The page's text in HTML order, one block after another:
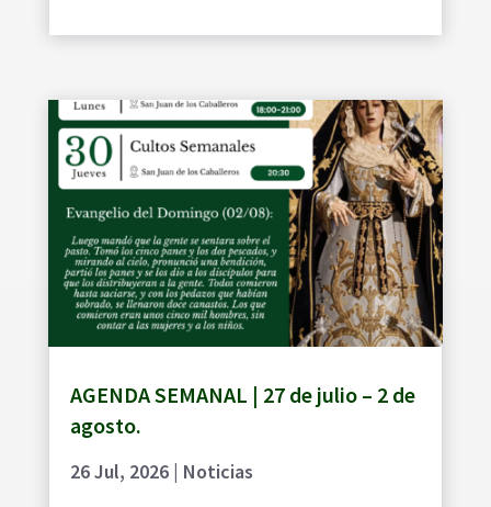
AGENDA SEMANAL | 27 de julio – 2 de
agosto.
26 Jul, 2026| Noticias